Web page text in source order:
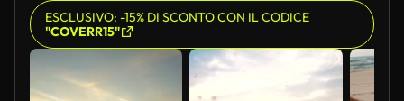
ESCLUSIVO: -15% DI SCONTO CON IL CODICE
"COVERR15"